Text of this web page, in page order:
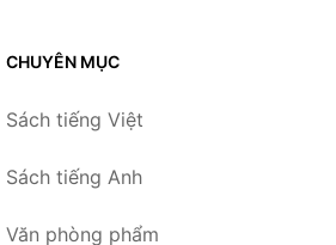
CHUYÊN MỤC
Sách tiếng Việt
Sách tiếng Anh
Văn phòng phẩm